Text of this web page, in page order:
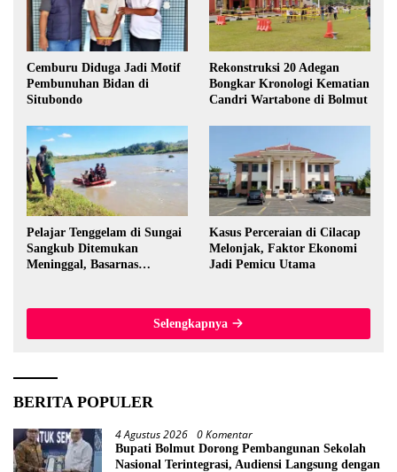
Cemburu Diduga Jadi Motif
Pembunuhan Bidan di
Situbondo
Rekonstruksi 20 Adegan
Bongkar Kronologi Kematian
Candri Wartabone di Bolmut
Pelajar Tenggelam di Sungai
Sangkub Ditemukan
Meninggal, Basarnas
Kasus Perceraian di Cilacap
Melonjak, Faktor Ekonomi
Jadi Pemicu Utama
Selengkapnya
BERITA POPULER
4 Agustus 2026 0 Komentar
Bupati Bolmut Dorong Pembangunan Sekolah
Nasional Terintegrasi, Audiensi Langsung dengan